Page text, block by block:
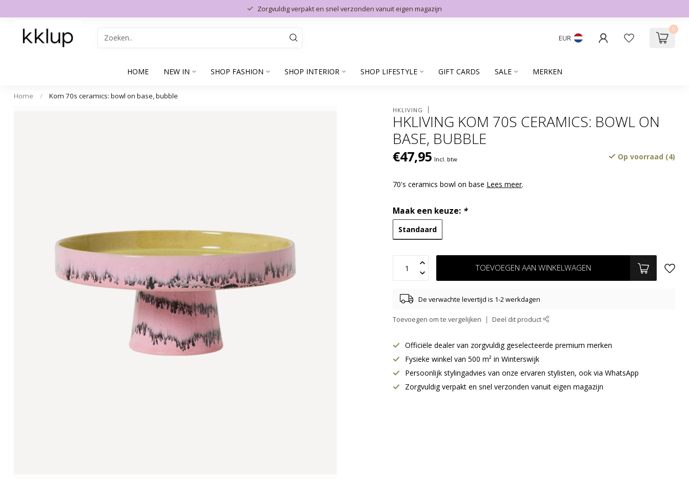
Zorgvuldig verpakt en snel verzonden vanuit eigen magazijn
EUR
0
HOME NEW IN SHOP FASHION SHOP INTERIOR SHOP LIFESTYLE GIFT CARDS SALE MERKEN
Home / Kom 70s ceramics: bowl on base, bubble
HKLIVING
HKLIVING KOM 70S CERAMICS: BOWL ON
BASE, BUBBLE
€47,95 Incl. btw Op voorraad (4)
70's ceramics bowl on base Lees meer.
Maak een keuze: *
Standaard
TOEVOEGEN AAN WINKELWAGEN
De verwachte levertijd is 1-2 werkdagen
Toevoegen om te vergelijken Deel dit product
Officiële dealer van zorgvuldig geselecteerde premium merken
Fysieke winkel van 500 m² in Winterswijk
Persoonlijk stylingadvies van onze ervaren stylisten, ook via WhatsApp
Zorgvuldig verpakt en snel verzonden vanuit eigen magazijn